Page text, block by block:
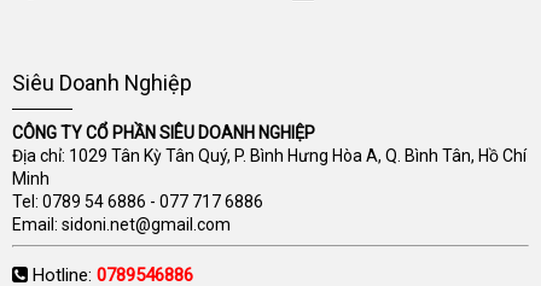
Siêu Doanh Nghiệp
CÔNG TY CỔ PHẦN SIÊU DOANH NGHIỆP
Địa chỉ: 1029 Tân Kỳ Tân Quý, P. Bình Hưng Hòa A, Q. Bình Tân, Hồ Chí
Minh
Tel: 0789 54 6886 - 077 717 6886
Email: sidoni.net@gmail.com
Hotline: 0789546886